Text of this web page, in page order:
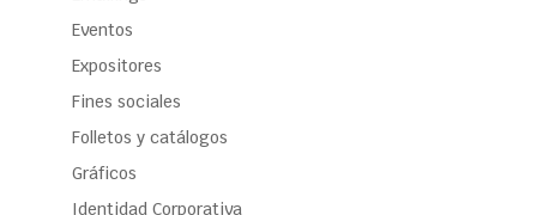
Eventos
Expositores
Fines sociales
Folletos y catálogos
Gráficos
Identidad Corporativa